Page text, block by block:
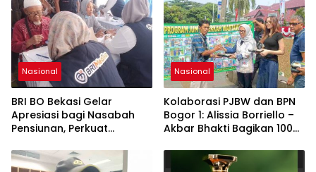
Bintan
Bintan
Nasional
BRI BO Bekasi Gelar
Apresiasi bagi Nasabah
Pensiunan, Perkuat
Nasional
Kolaborasi PJBW dan BPN
Bogor 1: Alissia Borriello –
Akbar Bhakti Bagikan 100
Cibinong